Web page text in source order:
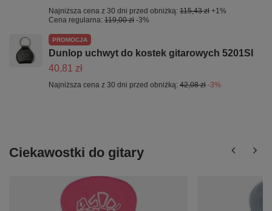
Najniższa cena z 30 dni przed obniżką: 115,43 zł +1%
Cena regularna: 119,00 zł -3%
PROMOCJA
Dunlop uchwyt do kostek gitarowych 5201SI
40,81 zł
Najniższa cena z 30 dni przed obniżką: 42,08 zł -3%
Ciekawostki do gitary